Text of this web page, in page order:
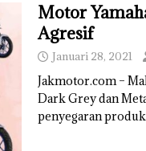
Motor
Agresif
Januari 28, 2021
Jakmotor.com –
Dark Grey dan
penyegaran